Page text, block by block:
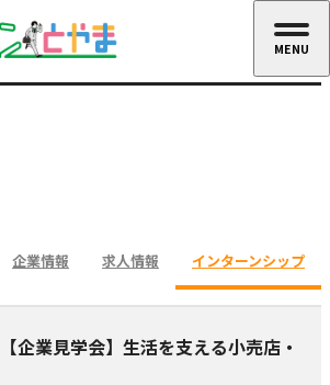
企業情報 求人情報 インターンシップ
企業見学会】生活を支える小売店・
MENU